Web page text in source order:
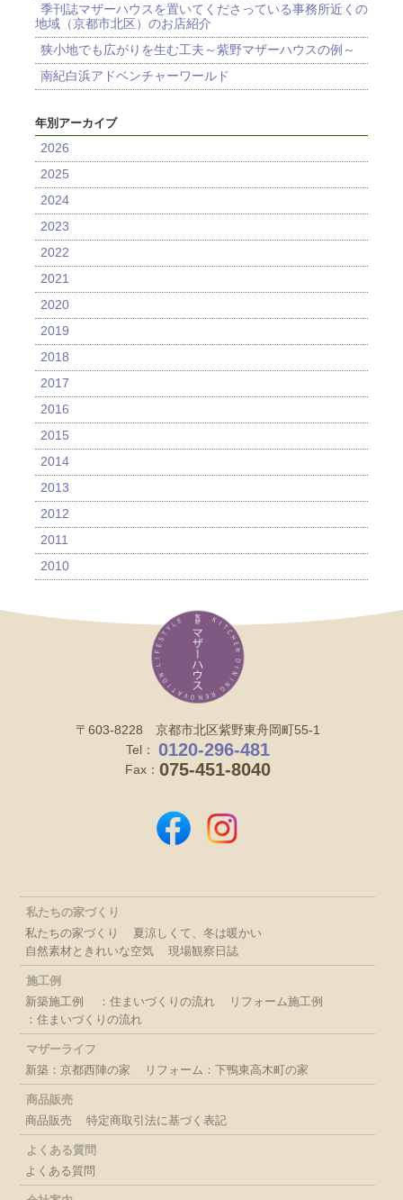
季刊誌マザーハウスを置いてくださっている事務所近くの
地域（京都市北区）のお店紹介
狭小地でも広がりを生む工夫～紫野マザーハウスの例～
南紀白浜アドベンチャーワールド
年別アーカイブ
2026
2025
2024
2023
2022
2021
2020
2019
2018
2017
2016
2015
2014
2013
2012
2011
2010
〒603-8228 京都市北区紫野東舟岡町55-1
Tel：
0120-296-481
Fax： 075-451-8040
私たちの家づくり
私たちの家づくり
夏涼しくて、冬は暖かい
自然素材ときれいな空気
現場観察日誌
施工例
新築施工例
：住まいづくりの流れ
リフォーム施工例
：住まいづくりの流れ
マザーライフ
新築：京都西陣の家
リフォーム：下鴨東高木町の家
商品販売
商品販売
特定商取引法に基づく表記
よくある質問
よくある質問